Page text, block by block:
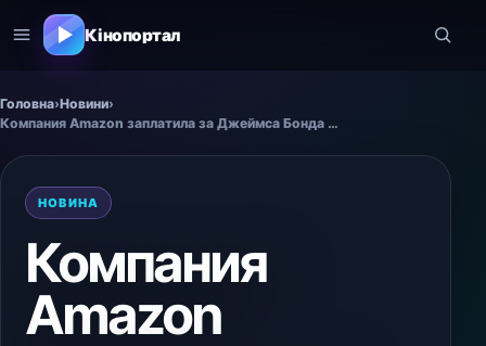
Кінопортал
Головна›Новини›
Компания Amazon заплатила за Джеймса Бонда всього 20 мільонів
НОВИНА
Компания
Amazon